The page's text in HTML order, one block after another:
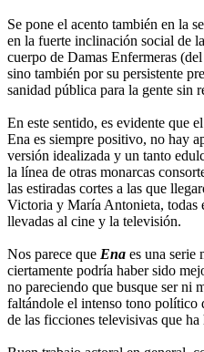
Se pone el acento también en la
en la fuerte inclinación social de
cuerpo de Damas Enfermeras
sino también por su persistente
sanidad pública para la gente sin
En este sentido, es evidente que
Ena es siempre positivo, no hay
versión idealizada y un tanto
la línea de otras monarcas
las estiradas cortes a las que
Victoria y María Antonieta, todas
llevadas al cine y la televisión.
Nos parece que Ena es una serie
ciertamente podría haber sido
no pareciendo que busque ser ni
faltándole el intenso tono político
de las ficciones televisivas que